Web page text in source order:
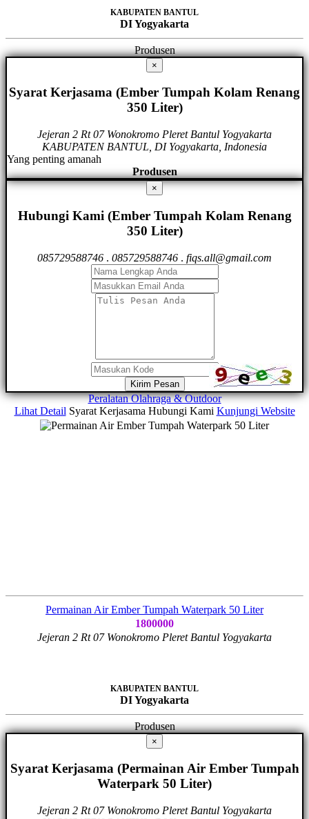
KABUPATEN BANTUL
DI Yogyakarta
Produsen
×
Syarat Kerjasama (Ember Tumpah Kolam Renang
350 Liter)
Jejeran 2 Rt 07 Wonokromo Pleret Bantul Yogyakarta
KABUPATEN BANTUL, DI Yogyakarta, Indonesia
Yang penting amanah
Produsen
×
Hubungi Kami (Ember Tumpah Kolam Renang
350 Liter)
085729588746 . 085729588746 . fiqs.all@gmail.com
Kirim Pesan
Peralatan Olahraga & Outdoor
Lihat Detail Syarat Kerjasama Hubungi Kami Kunjungi Website
Permainan Air Ember Tumpah Waterpark 50 Liter
1800000
Jejeran 2 Rt 07 Wonokromo Pleret Bantul Yogyakarta
KABUPATEN BANTUL
DI Yogyakarta
Produsen
×
Syarat Kerjasama (Permainan Air Ember Tumpah
Waterpark 50 Liter)
Jejeran 2 Rt 07 Wonokromo Pleret Bantul Yogyakarta